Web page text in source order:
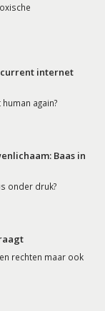
current internet
again?
Baas in
onder druk?
rechten maar ook